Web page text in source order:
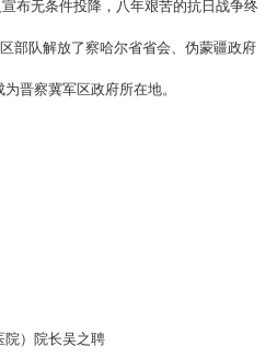
布无条件投降，八年艰苦的抗日战争终
部队解放了察哈尔省省会、伪蒙疆政府
晋察冀军区政府所在地。
院）院长吴之聘